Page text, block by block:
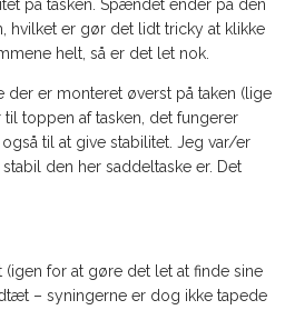
på tasken. Spændet ender på den
hvilket er gør det lidt tricky at klikke
helt, så er det let nok.
der er monteret øverst på taken (lige
toppen af tasken, det fungerer
til at give stabilitet. Jeg var/er
den her saddeltaske er. Det
for at gøre det let at finde sine
– syningerne er dog ikke tapede